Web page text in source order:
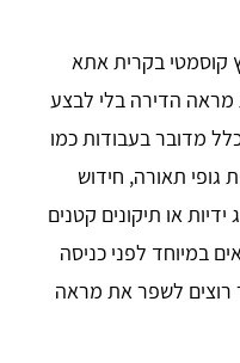
קוסמטי בקרית אתא
מראה הדירה בלי לבצע
מדובר בעבודות כמו
גופי תאורה, חידוש
או תיקונים קטנים
במיוחד לפני כניסה
רוצים לשפר את מראה